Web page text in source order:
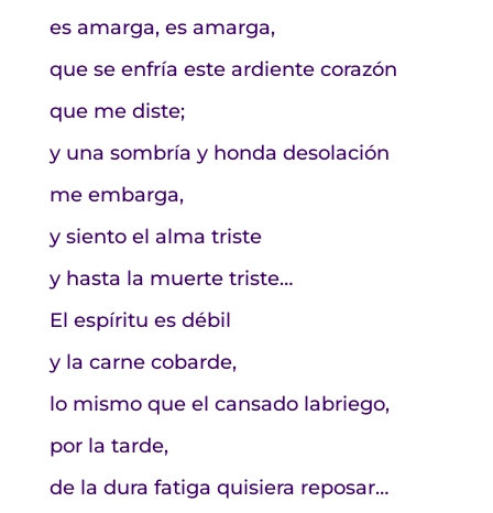
es amarga, es amarga,
que se enfría este ardiente corazón
que me diste;
y una sombría y honda desolación
me embarga,
y siento el alma triste
y hasta la muerte triste…
El espíritu es débil
y la carne cobarde,
lo mismo que el cansado labriego,
por la tarde,
de la dura fatiga quisiera reposar…